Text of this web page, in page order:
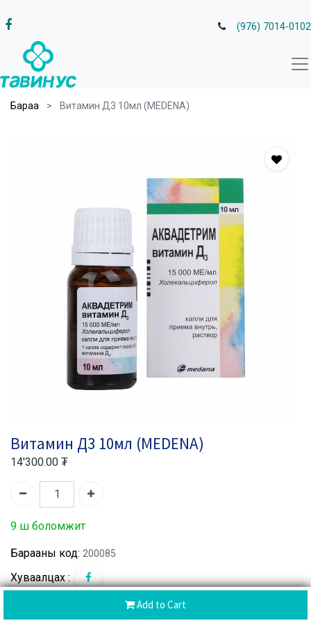
(976) 7014-0102
Бараа Витамин Д3 10мл (MEDENA)
Add to Cart
Витамин Д3 10мл (MEDENA)
14'300.00 ₮
9 ш боломжит
Барааны код: 200085
Хуваалцах :